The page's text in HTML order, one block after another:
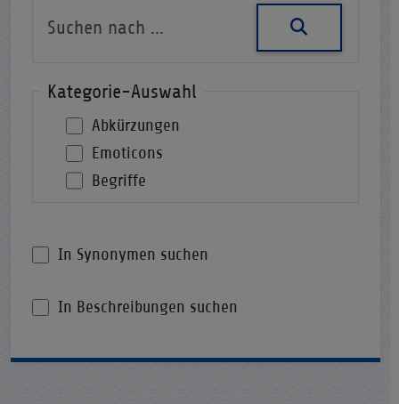
Kategorie-Auswahl
Abkürzungen
Emoticons
Begriffe
In Synonymen suchen
In Beschreibungen suchen